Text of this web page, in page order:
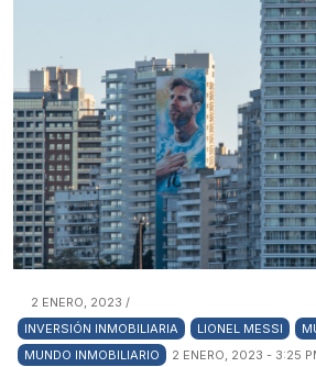
2 ENERO, 2023 /
INVERSIÓN INMOBILIARIA
LIONEL MESSI
MUNDO INMOBILIARIO
2 ENERO, 2023 - 3:25